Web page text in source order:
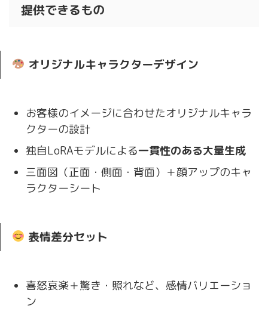
提供できるもの
オリジナルキャラクターデザイン
お客様のイメージに合わせたオリジナルキャラ
クターの設計
独自LoRAモデルによる一貫性のある大量生成
三面図（正面・側面・背面）＋顔アップのキャ
ラクターシート
表情差分セット
喜怒哀楽＋驚き・照れなど、感情バリエーショ
ン